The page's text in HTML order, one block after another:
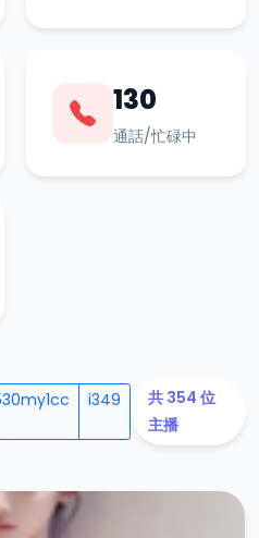
130
通話/忙碌中
i349
共 354 位
主播